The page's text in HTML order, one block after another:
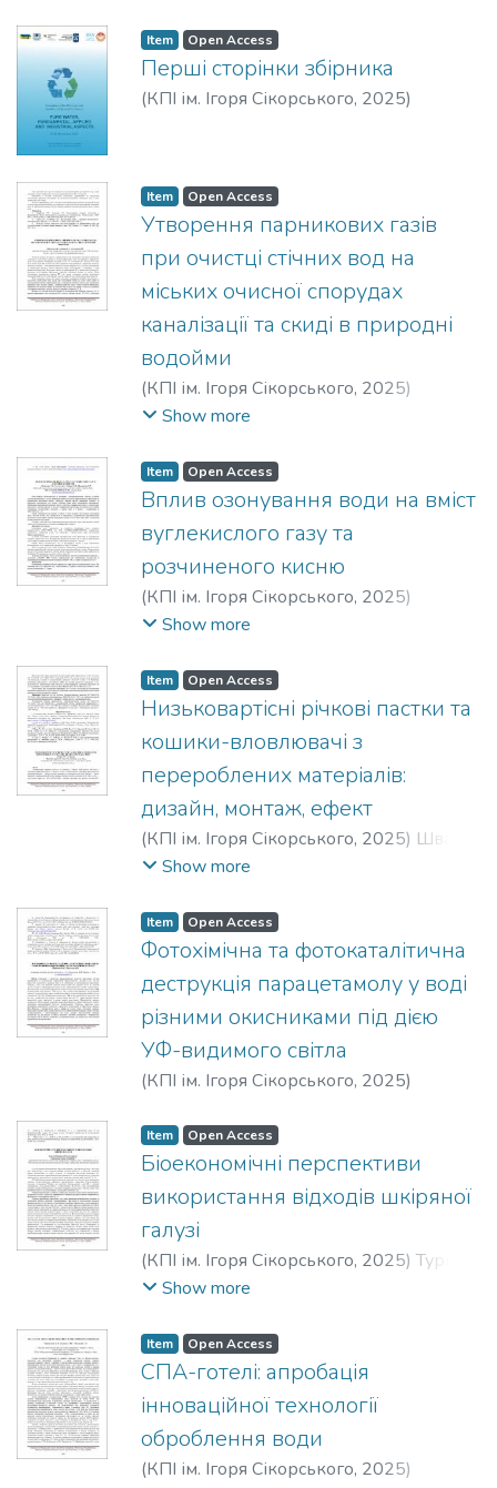
Item Open Access
Перші сторінки збірника
(КПІ ім. Ігоря Сікорського, 2025)
Item Open Access
Утворення парникових газів
при очистці стічних вод на
міських очисної спорудах
каналізації та скиді в природні
водойми
(КПІ ім. Ігоря Сікорського, 2025)
Юрченко, В. О.
Show more
Item Open Access
Вплив озонування води на вміст
вуглекислого газу та
розчиненого кисню
(КПІ ім. Ігоря Сікорського, 2025)
Щербатюк, Т. Г.
Show more
Item Open Access
Низьковартісні річкові пастки та
кошики-вловлювачі з
перероблених матеріалів:
дизайн, монтаж, ефект
(КПІ ім. Ігоря Сікорського, 2025) Шварц,
Р. Р.;Глух, О. С.
Show more
Item Open Access
Фотохімічна та фотокаталітична
деструкція парацетамолу у воді
різними окисниками під дією
УФ-видимого світла
(КПІ ім. Ігоря Сікорського, 2025)
Item Open Access
Біоекономічні перспективи
використання відходів шкіряної
галузі
(КПІ ім. Ігоря Сікорського, 2025) Туркот,
Катерина Володимирівна
Show more
Item Open Access
СПА-готелі: апробація
інноваційної технології
оброблення води
(КПІ ім. Ігоря Сікорського, 2025)